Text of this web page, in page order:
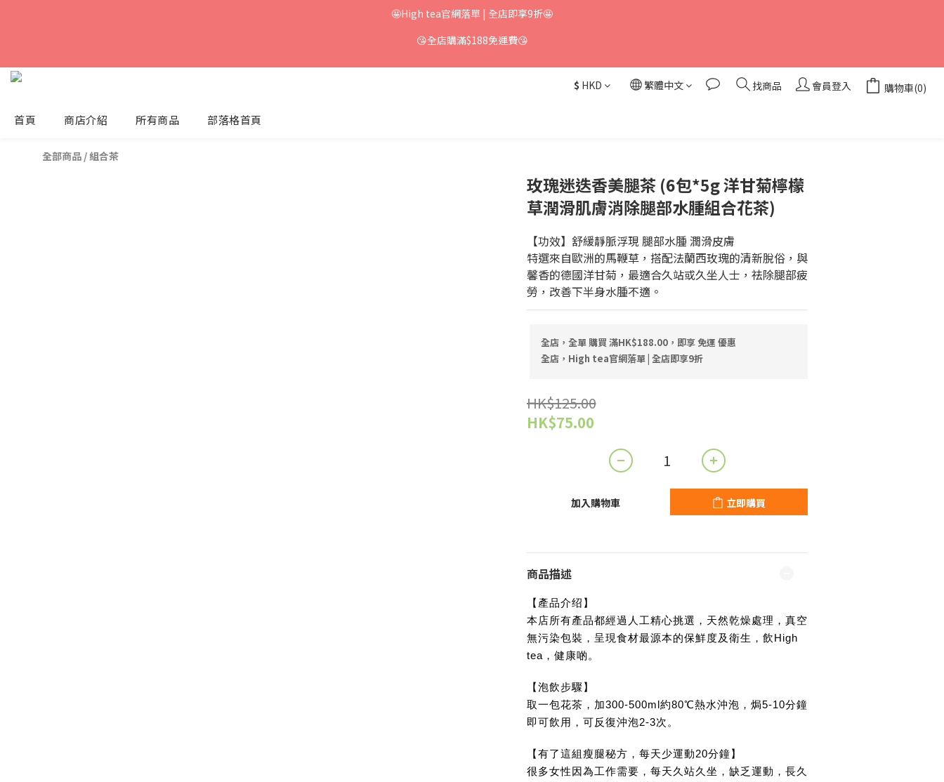
🤩High tea官網落單 | 全店即享9折🤩
😘全店購滿$188免運費😘
$ HKD 繁體中文 找商品 會員登入 購物車(0)
首頁 商店介紹 所有商品 部落格首頁
全部商品 /組合茶
玫瑰迷迭香美腿茶 (6包*5g 洋甘菊檸檬
草潤滑肌膚消除腿部水腫組合花茶)
【功效】舒緩靜脈浮現 腿部水腫 潤滑皮膚
特選來自歐洲的馬鞭草，搭配法蘭西玫瑰的清新脫俗，與
馨香的德國洋甘菊，最適合久站或久坐人士，祛除腿部疲
勞，改善下半身水腫不適。
全店，全單 購買 滿HK$188.00，即享 免運 優惠
全店，High tea官網落單 | 全店即享9折
HK$125.00
HK$75.00
加入購物車 立即購買
商品描述
【產品介绍】
本店所有產品都經過人工精心挑選，天然乾燥處理，真空
無污染包裝，呈現食材最源本的保鮮度及衛生，飲High
tea，健康啲。
【泡飲步驟】
取一包花茶，加300-500ml約80℃熱水沖泡，焗5-10分鐘
即可飲用，可反復沖泡2-3次。
【有了這組瘦腿秘方，每天少運動20分鐘】
很多女性因為工作需要，每天久站久坐，缺乏運動，長久